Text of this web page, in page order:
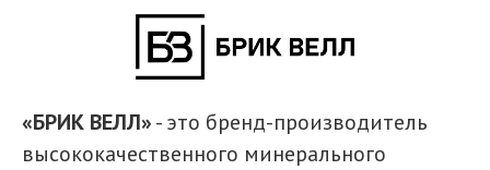
«БРИК ВЕЛЛ»- это бренд-производитель
высококачественного минерального